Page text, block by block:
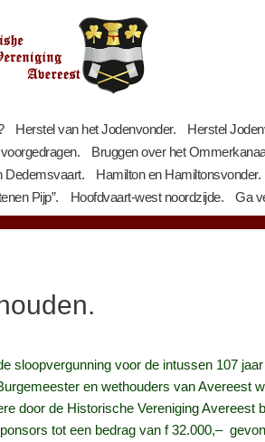
Herstel van het Jodenvonder. Herstel
Bruggen over het
Dedemsvaart.
Hamilton en Hamiltonsvonder.
Pijp”.
Hoofdvaart-west noordzijde. Ga
sloopvergunning voor de intussen 107
en wethouders van Avereest
door de Historische Vereniging
tot een bedrag van f 32.000,–